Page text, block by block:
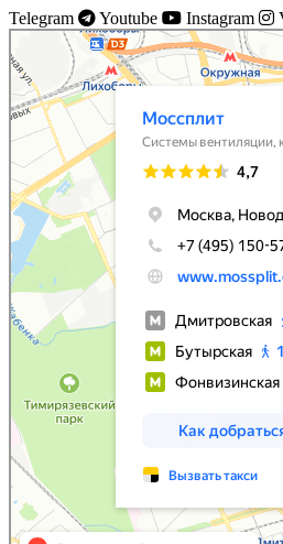
Telegram Youtube Instagram
Моссплит
Системы вентиляции в Москве
Установка кондиционеров в Москве